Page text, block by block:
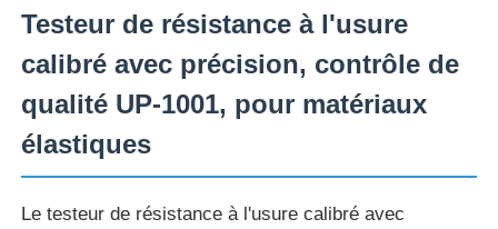
Produits
A propos de nous
Visite d'usine
Testeur de résistance à l'usure
calibré avec précision, contrôle de
qualité UP-1001, pour matériaux
élastiques
Le testeur de résistance à l'usure calibré avec